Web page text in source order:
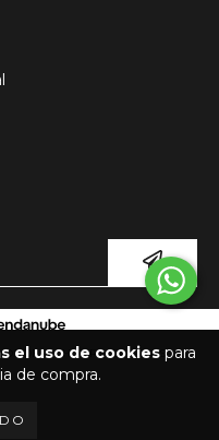
el uso de cookiespara
de compra.
DERECHOS RESERVADOS.